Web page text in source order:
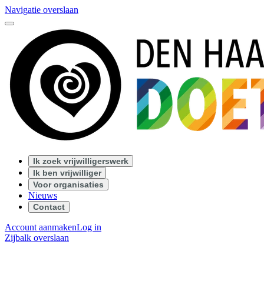
Navigatie overslaan
Ik zoek vrijwilligerswerk
Ik ben vrijwilliger
Voor organisaties
Nieuws
Contact
Account aanmakenLog in
Zijbalk overslaan